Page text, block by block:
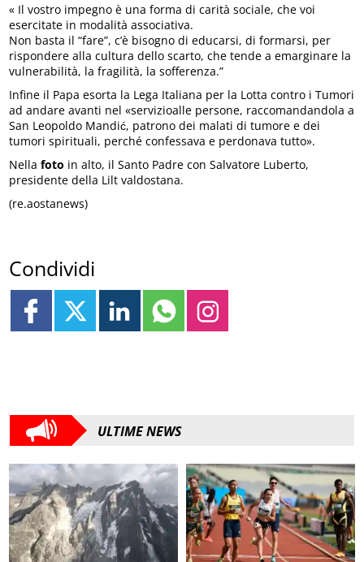
« Il vostro impegno è una forma di carità sociale, che voi
esercitate in modalità associativa.
Non basta il “fare”, c’è bisogno di educarsi, di formarsi, per
rispondere alla cultura dello scarto, che tende a emarginare la
vulnerabilità, la fragilità, la sofferenza.”
Infine il Papa esorta la Lega Italiana per la Lotta contro i Tumori
ad andare avanti nel «servizioalle persone, raccomandandola a
San Leopoldo Mandić, patrono dei malati di tumore e dei
tumori spirituali, perché confessava e perdonava tutto».
Nella foto in alto, il Santo Padre con Salvatore Luberto,
presidente della Lilt valdostana.
(re.aostanews)
Condividi
ULTIME NEWS